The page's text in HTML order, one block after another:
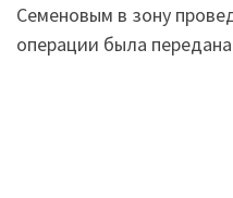
Семеновым в зону
операции была